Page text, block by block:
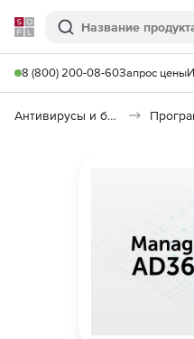
Softline
Поиск
8 (800) 200-08-60Запрос цены
Антивирусы и безопасность